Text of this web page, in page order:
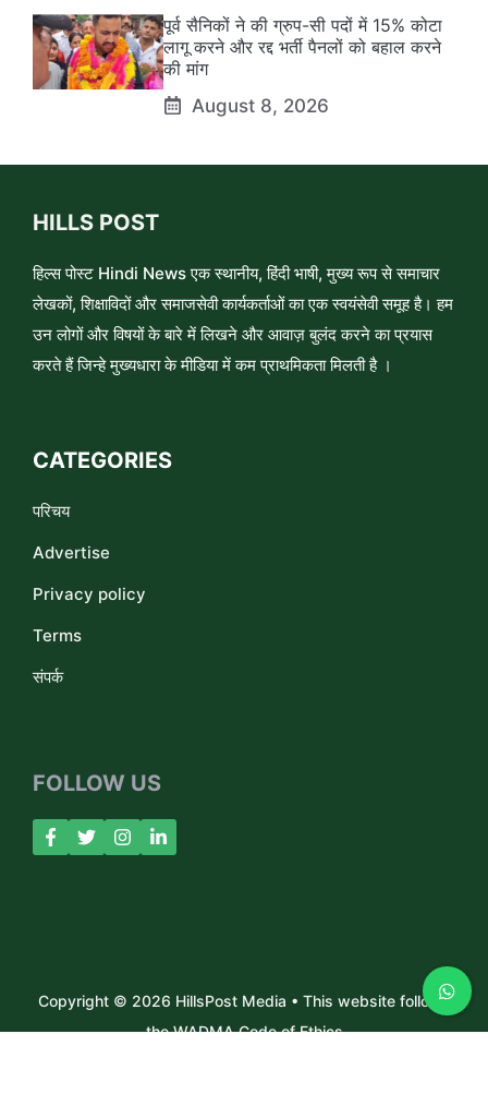
पूर्व सैनिकों ने की ग्रुप-सी पदों में 15% कोटा
लागू करने और रद्द भर्ती पैनलों को बहाल करने
की मांग
August 8, 2026
HILLS POST
हिल्स पोस्ट Hindi News एक स्थानीय, हिंदी भाषी, मुख्य रूप से समाचार
लेखकों, शिक्षाविदों और समाजसेवी कार्यकर्ताओं का एक स्वयंसेवी समूह है। हम
उन लोगों और विषयों के बारे में लिखने और आवाज़ बुलंद करने का प्रयास
करते हैं जिन्हे मुख्यधारा के मीडिया में कम प्राथमिकता मिलती है ।
CATEGORIES
परिचय
Advertise
Privacy policy
Terms
संपर्क
FOLLOW US
Copyright © 2026 HillsPost Media • This website follows
the WADMA Code of Ethics